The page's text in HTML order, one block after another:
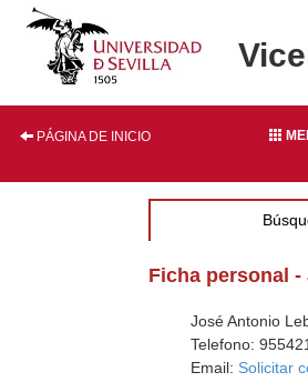
PÁGINA DE INICIO
Ficha personal
José Antonio
Telefono:
Email: Solicitar